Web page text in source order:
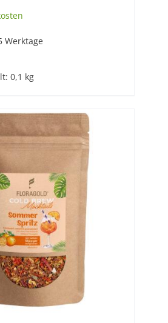
Werktage
0,1 kg